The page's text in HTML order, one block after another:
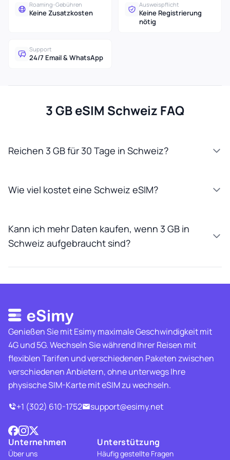
Roaming-Gebühren
Keine Zusatzkosten
Ausweispflicht
Keine Registrierung
nötig
Support
24/7 Email & WhatsApp
3 GB eSIM Schweiz FAQ
Reichen 3 GB für 30 Tage in Schweiz?
Wie viel kostet eine Schweiz eSIM?
Kann ich mehr Daten kaufen, wenn 3 GB in
Schweiz aufgebraucht sind?
Genießen Sie mit Esimy maximale Geschwindigkeit mit
4G und 5G. Wechseln Sie während Ihrer Reisen mit
flexiblen Tarifen und verschiedenen Paketen zwischen
verschiedenen Anbietern, ohne unterwegs Ihre
physische SIM-Karte mit eSIM zu wechseln.
+1 (302) 610-1752
support@esimy.net
Unternehmen
Über uns
Unterstützung
Häufig gestellte Fragen